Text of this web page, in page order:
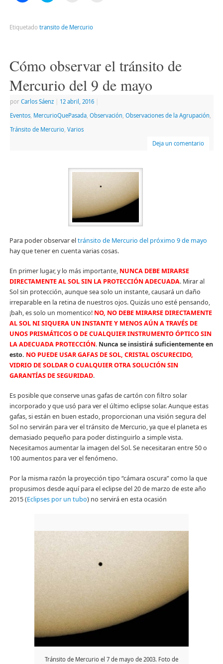
Facebook
(Se
nueva)
Twitter
(Se
nueva)
enlace
por
amigo
(Se
en
una
ventana
nueva)
Etiquetado transito de Mercurio
Cómo observar el tránsito de
Mercurio del 9 de mayo
por Carlos Sáenz 12 abril, 2016
Eventos, MercurioQuePasada, Observación Observaciones de la Agrupación
Tránsito de Mercurio, Varios
Deja un comentario
Para poder observar eltránsito de Mercurio del próximo 9 de mayo
hay que tener en cuenta varias cosas.
En primer lugar, y lo más importante, NUNCA DEBE MIRARSE
DIRECTAMENTE AL SOL SIN LA PROTECCIÓN ADECUADA. Mirar al
Sol sin protección, aunque sea solo un instante, causará un daño
irreparable en la retina de nuestros ojos. Quizás uno esté pensando,
¡bah, es solo un momentico! NO, NO DEBE MIRARSE DIRECTAMENTE
AL SOL NI SIQUERA UN INSTANTE Y MENOS AÚN A TRAVÉS DE
UNOS PRISMÁTICOS O DE CUALQUIER INSTRUMENTO ÓPTICO SIN
LA ADECUADA PROTECCIÓN. Nunca se insistirá suficientemente en
esto. NO PUEDE USAR GAFAS DE SOL, CRISTAL OSCURECIDO,
VIDRIO DE SOLDAR O CUALQUIER OTRA SOLUCIÓN SIN
GARANTÍAS DE SEGURIDAD.
Es posible que conserve unas gafas de cartón con filtro solar
incorporado y que usó para ver el último eclipse solar. Aunque estas
gafas, si están en buen estado, proporcionan una visión segura del
Sol no servirán para ver el tránsito de Mercurio, ya que el planeta es
demasiado pequeño para poder distinguirlo a simple vista.
Necesitamos aumentar la imagen del Sol. Se necesitaran entre 50 o
100 aumentos para ver el fenómeno.
Por la misma razón la proyección tipo “cámara oscura” como la que
propusimos desde aquí para el eclipse del 20 de marzo de este año
2015 (Eclipses por un tubo) no servirá en esta ocasión
Tránsito de Mercurio el 7 de mayo de 2003. Foto de